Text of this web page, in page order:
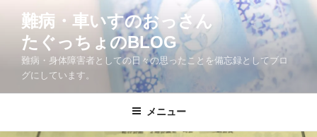
へ
難病・車いすのおっさん
たぐっちょのBLOG
難病・身体障害者としての日々の思ったことを備忘録としてブロ
グにしています。
メニュー